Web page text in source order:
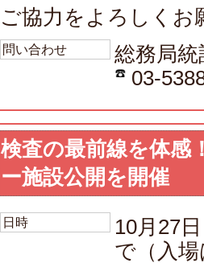
ご協力をよろしくお
問い合わせ
総務局
03-
検査の最前線を体感
ー施設公開を開催
日時
10月27
で（入